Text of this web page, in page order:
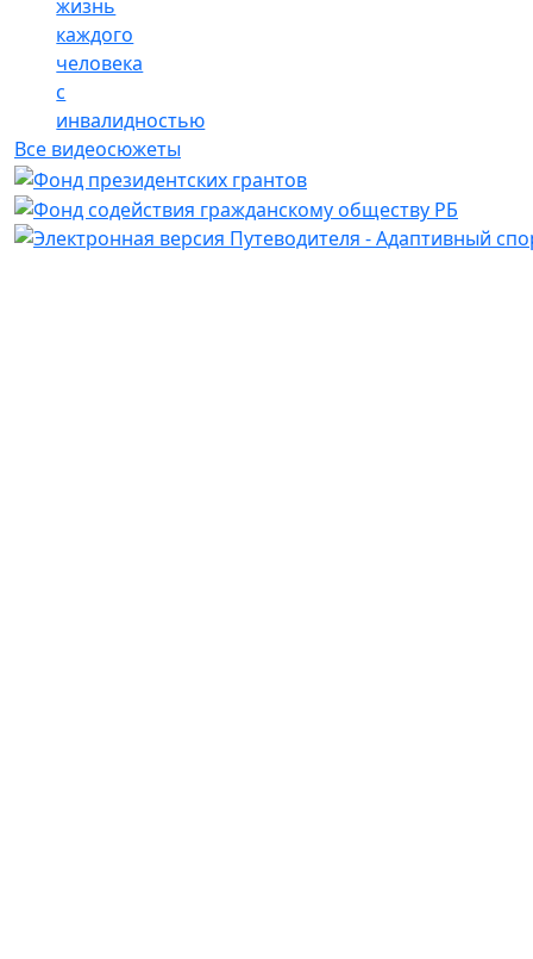
жизнь
каждого
человека
с
инвалидностью
Все видеосюжеты